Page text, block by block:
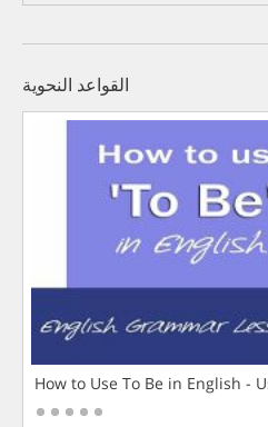
القواعد النحوية
How to Use To Be in English -